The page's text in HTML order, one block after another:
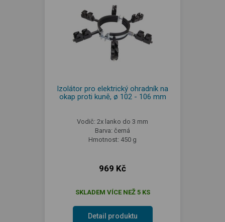
Izolátor pro elektrický ohradník na
okap proti kuně, ø 102 - 106 mm
Vodič: 2x lanko do 3 mm
Barva: černá
Hmotnost: 450 g
969 Kč
SKLADEM VÍCE NEŽ 5 KS
Detail produktu